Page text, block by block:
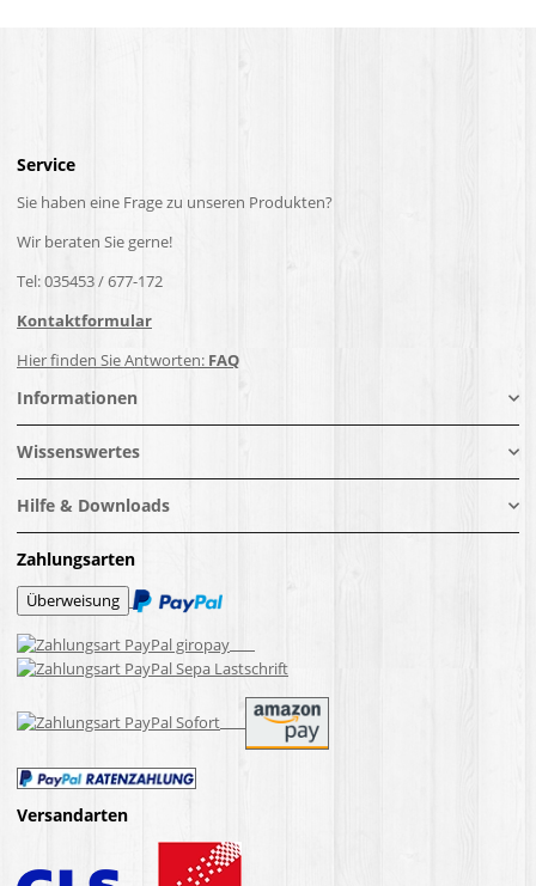
Service
Sie haben eine Frage zu unseren Produkten?
Wir beraten Sie gerne!
Tel: 035453 / 677-172
Kontaktformular
Hier finden Sie Antworten: FAQ
Informationen
Wissenswertes
Hilfe & Downloads
Zahlungsarten
Versandarten